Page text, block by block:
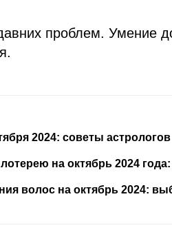
проблем. Умение
2024: советы астрологов
на октябрь 2024
волос на октябрь 2024: